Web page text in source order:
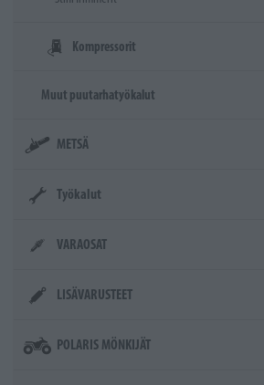
Kompressorit
Muut puutarhatyökalut
METSÄ
Työkalut
VARAOSAT
LISÄVARUSTEET
POLARIS MÖNKIJÄT